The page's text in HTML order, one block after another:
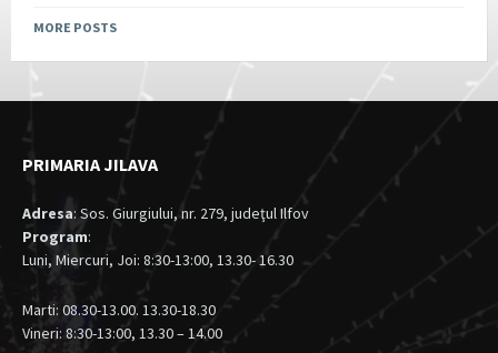
MORE POSTS
PRIMARIA JILAVA
Adresa: Sos. Giurgiului, nr. 279, judeţul Ilfov
Program:
Luni, Miercuri, Joi: 8:30-13:00, 13.30- 16.30
Marti: 08.30-13.00. 13.30-18.30
Vineri: 8:30-13:00, 13.30 – 14.00